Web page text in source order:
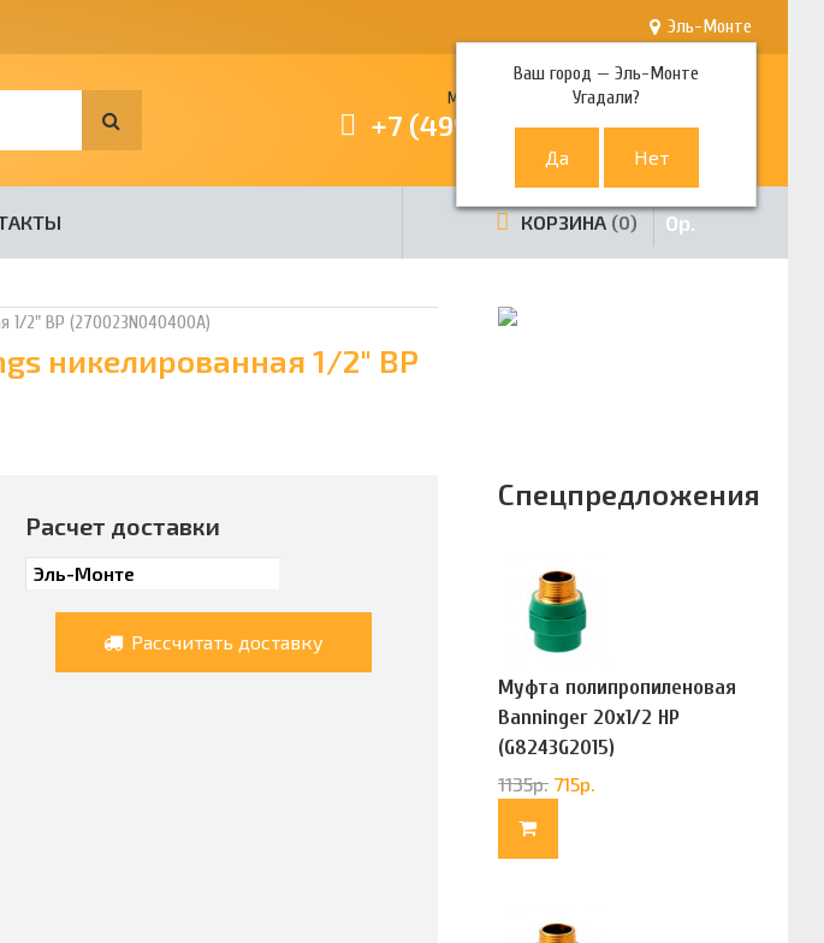
Эль-Монте
Ваш город —Эль-Монте
Угадали?
Многоканальный телефон
+7 (499) 380-80-80
КОРЗИНА 0 0р.
1/2" ВР (270023N040400A)
никелированная 1/2" ВР
Расчет доставки
Рассчитать доставку
Спецпредложения
Муфта полипропиленовая
Banninger 20х1/2 НР
(G8243G2015)
1135р. 715р.